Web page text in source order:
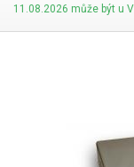
Napájecí napětí
11.08.2026 může být u